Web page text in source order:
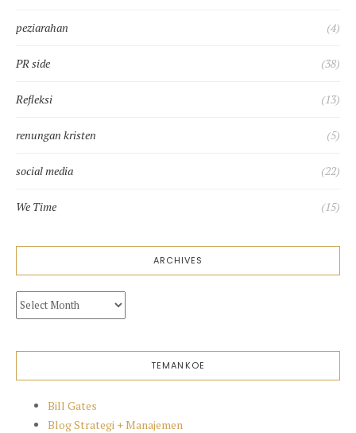
peziarahan (4)
PR side (38)
Refleksi (13)
renungan kristen (5)
social media (22)
We Time (15)
ARCHIVES
Archives
TEMANKOE
Bill Gates
Blog Strategi + Manajemen